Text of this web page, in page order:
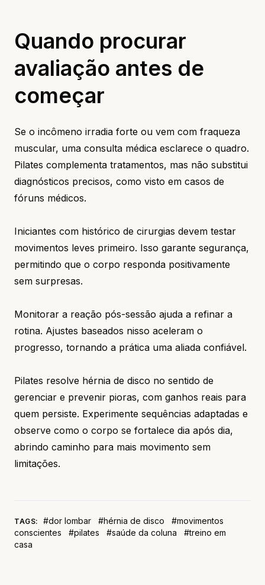
Quando procurar
avaliação antes de
começar
Se o incômeno irradia forte ou vem com fraqueza
muscular, uma consulta médica esclarece o quadro.
Pilates complementa tratamentos, mas não substitui
diagnósticos precisos, como visto em casos de
fóruns médicos.
Iniciantes com histórico de cirurgias devem testar
movimentos leves primeiro. Isso garante segurança,
permitindo que o corpo responda positivamente
sem surpresas.
Monitorar a reação pós-sessão ajuda a refinar a
rotina. Ajustes baseados nisso aceleram o
progresso, tornando a prática uma aliada confiável.
Pilates resolve hérnia de disco no sentido de
gerenciar e prevenir pioras, com ganhos reais para
quem persiste. Experimente sequências adaptadas e
observe como o corpo se fortalece dia após dia,
abrindo caminho para mais movimento sem
limitações.
TAGS: #dor lombar #hérnia de disco
#movimentos
conscientes
#pilates #saúde da coluna
#treino em
casa